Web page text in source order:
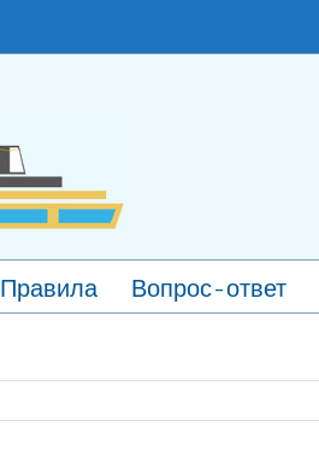
Правила Вопрос-ответ